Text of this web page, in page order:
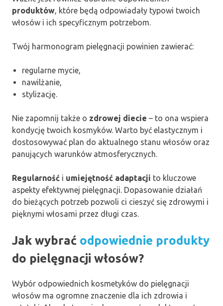
produktów, które będą odpowiadały typowi twoich
włosów i ich specyficznym potrzebom.
Twój harmonogram pielęgnacji powinien zawierać:
regularne mycie,
nawilżanie,
stylizację.
Nie zapomnij także o zdrowej diecie – to ona wspiera
kondycję twoich kosmyków. Warto być elastycznym i
dostosowywać plan do aktualnego stanu włosów oraz
panujących warunków atmosferycznych.
Regularność i umiejętność adaptacji to kluczowe
aspekty efektywnej pielęgnacji. Dopasowanie działań
do bieżących potrzeb pozwoli ci cieszyć się zdrowymi i
pięknymi włosami przez długi czas.
Jak wybrać odpowiednie produkty
do pielęgnacji włosów?
Wybór odpowiednich kosmetyków do pielęgnacji
włosów ma ogromne znaczenie dla ich zdrowia i